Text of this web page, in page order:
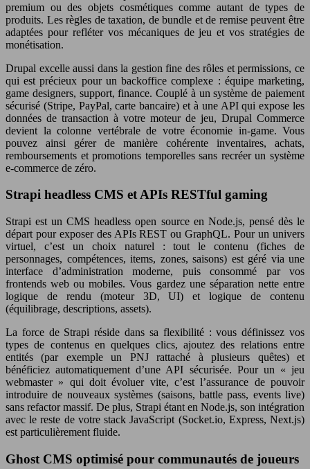
premium ou des objets cosmétiques comme autant de types de
produits. Les règles de taxation, de bundle et de remise peuvent être
adaptées pour refléter vos mécaniques de jeu et vos stratégies de
monétisation.
Drupal excelle aussi dans la gestion fine des rôles et permissions, ce
qui est précieux pour un backoffice complexe : équipe marketing,
game designers, support, finance. Couplé à un système de paiement
sécurisé (Stripe, PayPal, carte bancaire) et à une API qui expose les
données de transaction à votre moteur de jeu, Drupal Commerce
devient la colonne vertébrale de votre économie in-game. Vous
pouvez ainsi gérer de manière cohérente inventaires, achats,
remboursements et promotions temporelles sans recréer un système
e-commerce de zéro.
Strapi headless CMS et APIs RESTful gaming
Strapi est un CMS headless open source en Node.js, pensé dès le
départ pour exposer des APIs REST ou GraphQL. Pour un univers
virtuel, c’est un choix naturel : tout le contenu (fiches de
personnages, compétences, items, zones, saisons) est géré via une
interface d’administration moderne, puis consommé par vos
frontends web ou mobiles. Vous gardez une séparation nette entre
logique de rendu (moteur 3D, UI) et logique de contenu
(équilibrage, descriptions, assets).
La force de Strapi réside dans sa flexibilité : vous définissez vos
types de contenus en quelques clics, ajoutez des relations entre
entités (par exemple un PNJ rattaché à plusieurs quêtes) et
bénéficiez automatiquement d’une API sécurisée. Pour un « jeu
webmaster » qui doit évoluer vite, c’est l’assurance de pouvoir
introduire de nouveaux systèmes (saisons, battle pass, events live)
sans refactor massif. De plus, Strapi étant en Node.js, son intégration
avec le reste de votre stack JavaScript (Socket.io, Express, Next.js)
est particulièrement fluide.
Ghost CMS optimisé pour communautés de joueurs